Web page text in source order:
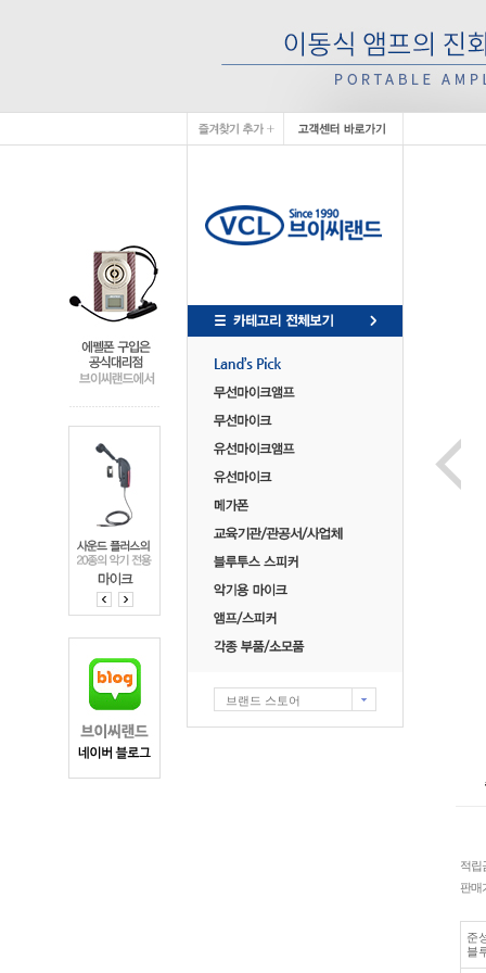
브랜드 스토어
적립
판매
준
블